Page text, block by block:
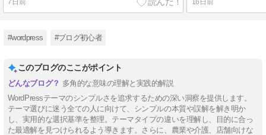
#wordpress #ブログ初心者
このブログのここがポイント
多角的な意味の理解と実践的解説
WordPressテーマのシンプルさを追求するための深い洞察を提供します。
テーマ選びに迷う全ての人に向けて、シンプルの本質や誤解を解き明か
し、実用的な選択基準を整理。テーマタイプの違いを理解し、目的に合っ
た最適解を見つけられるよう導きます。さらに、農業や介護、店舗向けな